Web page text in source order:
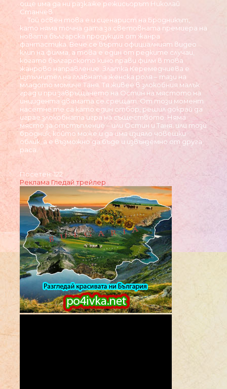
още има да ни разкаже режисьорът Николай
Станчев.
Той освен това е и сценарист на Бродникът,
като няма точна дата за световната премиера на
новата българска продукция от жанра
фантастика. Вече се върти официалният видео
клип на филма, а това е един от редките случаи,
когато българското кино прави филм в това
жанрово направление. Златка Керемедчиева е
изпълнител на главната женска роля – тази на
младото момиче Таня. Тя живее в злокобния малък
град и при завръщането на Остин на мястото на
инцидента двамата се срещат. От този момент
насетне те са като един отбор, решил докрай да
играе злокобната игра на съществото. Няма
място за отстъпление – или Остин и Таня, или този
бродник, който може и да има изцяло човешки
облик, а е възможно да бъде и извънземно от друга
раса.
Посетен: 122
Реклама Гледай трейлер